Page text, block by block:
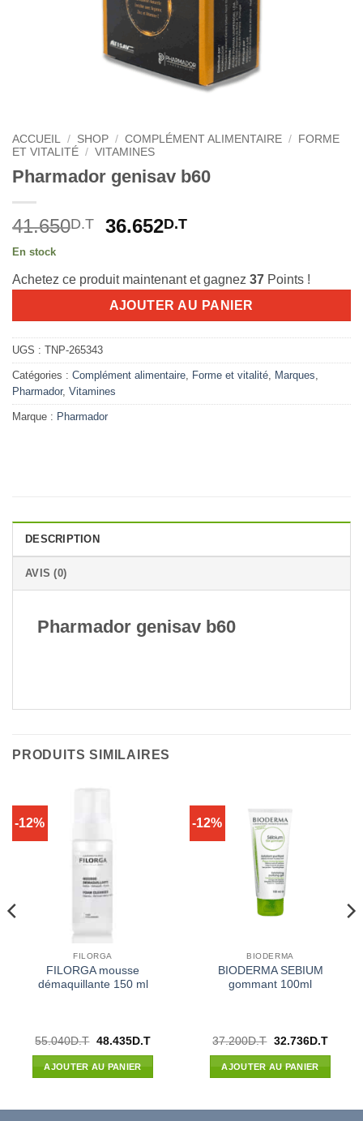
ACCUEIL / SHOP / COMPLÉMENT ALIMENTAIRE /
FORME
ET VITALITÉ / VITAMINES
Pharmador genisav b60
41.650D.T
Le
était :
41.650D.T.
36.652D.TLe
est :
36.652D.T.
En stock
Achetez ce produit maintenant et gagnez 37 Points !
AJOUTER AU PANIER
UGS : TNP-265343
Catégories : Complément alimentaire, Forme et vitalité, Marques,
Pharmador, Vitamines
Marque : Pharmador
DESCRIPTION
AVIS (0)
Pharmador genisav b60
PRODUITS SIMILAIRES
-12%
FILORGA
FILORGA mousse
démaquillante 150 ml
55.040D.T Le
initial
était :
48.435D.TLe
AJOUTER AU PANIER
-12%
BIODERMA
BIODERMA SEBIUM
gommant 100ml
37.200D.T Le
initial
était :
32.736D.TLe
AJOUTER AU PANIER